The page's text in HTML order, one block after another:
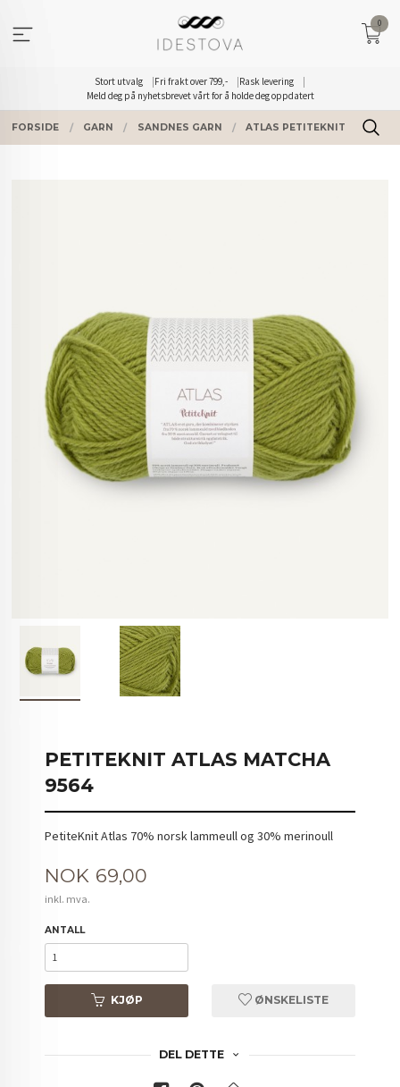
innholdet
Stort utvalg Fri frakt over 799,-
Rask levering
Meld deg på nyhetsbrevet vårt for å holde deg oppdatert
0
FORSIDE GARN SANDNES GARN ATLAS PETITEKNIT
PETITEKNIT ATLAS MATCHA
9564
PetiteKnit Atlas 70% norsk lammeull og 30% merinoull
Pris
NOK 69,00
inkl. mva.
ANTALL
KJØP ØNSKELISTE
DEL DETTE